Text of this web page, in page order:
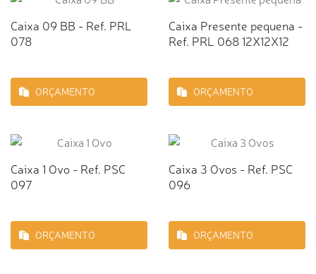
Caixa 09 BB - Ref. PRL
078
ORÇAMENTO
Caixa Presente pequena -
Ref. PRL 068 12X12X12
ORÇAMENTO
Caixa 1 Ovo - Ref. PSC
097
ORÇAMENTO
Caixa 3 Ovos - Ref. PSC
096
ORÇAMENTO